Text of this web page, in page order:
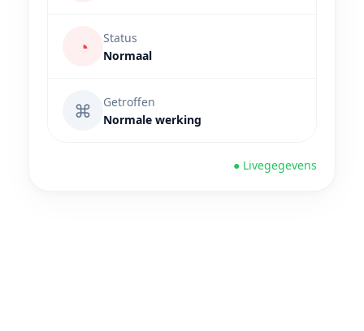
◔
Status
Normaal
⌘
Getroffen
Normale werking
● Livegegevens